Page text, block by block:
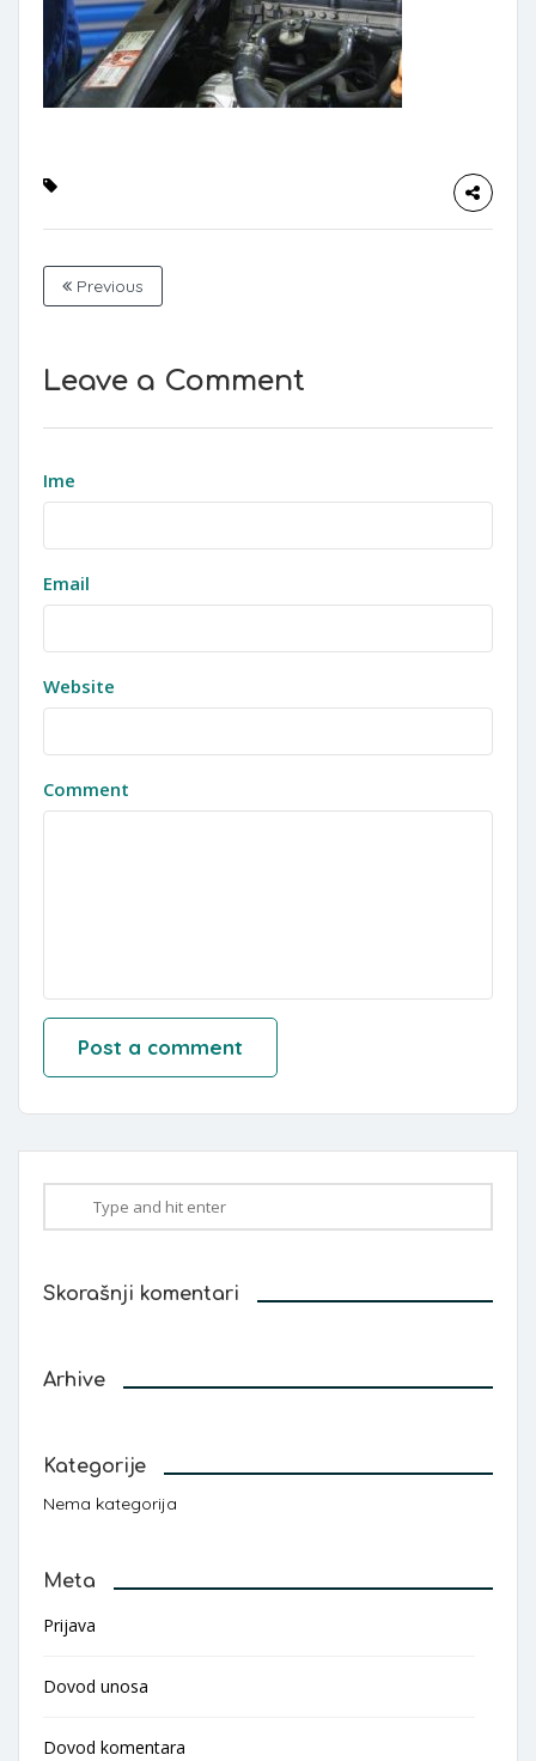
Previous
Leave a Comment
Ime
Email
Website
Comment
Skorašnji komentari
Arhive
Kategorije
Nema kategorija
Meta
Prijava
Dovod unosa
Dovod komentara